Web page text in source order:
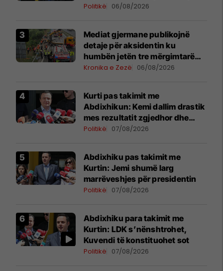
rëndë kushtetuese
Politikë 06/08/2026
Mediat gjermane publikojnë
detaje për aksidentin ku
humbën jetën tre mërgimtarë
nga Komogllava e Ferizajt
Kronika e Zezë 06/08/2026
Kurti pas takimit me
Abdixhikun: Kemi dallim drastik
mes rezultatit zgjedhor dhe
kërkesave të LDK-së
Politikë 07/08/2026
Abdixhiku pas takimit me
Kurtin: Jemi shumë larg
marrëveshjes për presidentin
Politikë 07/08/2026
Abdixhiku para takimit me
Kurtin: LDK s’nënshtrohet,
Kuvendi të konstituohet sot
Politikë 07/08/2026